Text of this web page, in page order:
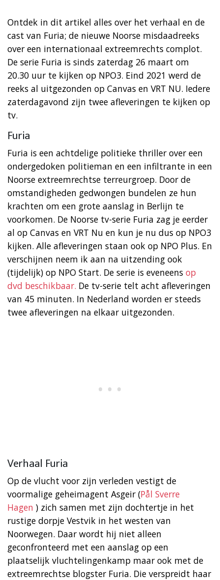
Ontdek in dit artikel alles over het verhaal en de
cast van Furia; de nieuwe Noorse misdaadreeks
over een internationaal extreemrechts complot.
De serie Furia is sinds zaterdag 26 maart om
20.30 uur te kijken op NPO3. Eind 2021 werd de
reeks al uitgezonden op Canvas en VRT NU. Iedere
zaterdagavond zijn twee afleveringen te kijken op
tv.
Furia
Furia is een achtdelige politieke thriller over een
ondergedoken politieman en een infiltrante in een
Noorse extreemrechtse terreurgroep. Door de
omstandigheden gedwongen bundelen ze hun
krachten om een grote aanslag in Berlijn te
voorkomen. De Noorse tv-serie Furia zag je eerder
al op Canvas en VRT Nu en kun je nu dus op NPO3
kijken. Alle afleveringen staan ook op NPO Plus. En
verschijnen neem ik aan na uitzending ook
(tijdelijk) op NPO Start. De serie is eveneens op
dvd beschikbaar. De tv-serie telt acht afleveringen
van 45 minuten. In Nederland worden er steeds
twee afleveringen na elkaar uitgezonden.
Verhaal Furia
Op de vlucht voor zijn verleden vestigt de
voormalige geheimagent Asgeir (Pål Sverre
Hagen ) zich samen met zijn dochtertje in het
rustige dorpje Vestvik in het westen van
Noorwegen. Daar wordt hij niet alleen
geconfronteerd met een aanslag op een
plaatselijk vluchtelingenkamp maar ook met de
extreemrechtse blogster Furia. Die verspreidt haar